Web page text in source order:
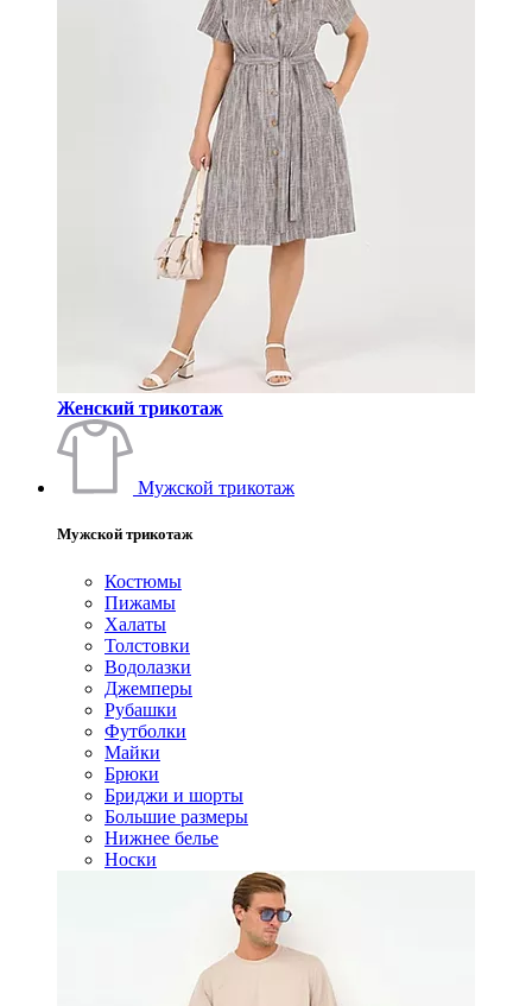
Женский трикотаж
Мужской трикотаж
Мужской трикотаж
Костюмы
Пижамы
Халаты
Толстовки
Водолазки
Джемперы
Рубашки
Футболки
Майки
Брюки
Бриджи и шорты
Большие размеры
Нижнее белье
Носки